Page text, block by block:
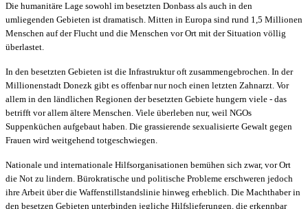
Die humanitäre Lage sowohl im besetzten Donbass als auch in den
umliegenden Gebieten ist dramatisch. Mitten in Europa sind rund 1,5 Millionen
Menschen auf der Flucht und die Menschen vor Ort mit der Situation völlig
überlastet.
In den besetzten Gebieten ist die Infrastruktur oft zusammengebrochen. In der
Millionenstadt Donezk gibt es offenbar nur noch einen letzten Zahnarzt. Vor
allem in den ländlichen Regionen der besetzten Gebiete hungern viele - das
betrifft vor allem ältere Menschen. Viele überleben nur, weil NGOs
Suppenküchen aufgebaut haben. Die grassierende sexualisierte Gewalt gegen
Frauen wird weitgehend totgeschwiegen.
Nationale und internationale Hilfsorganisationen bemühen sich zwar, vor Ort
die Not zu lindern. Bürokratische und politische Probleme erschweren jedoch
ihre Arbeit über die Waffenstillstandslinie hinweg erheblich. Die Machthaber in
den besetzen Gebieten unterbinden jegliche Hilfslieferungen, die erkennbar